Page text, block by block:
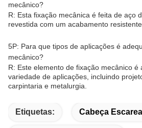
mecânico?
R: Esta fixação mecânica é feita de aço
revestida com um acabamento
5P: Para que tipos de aplicações é
mecânico?
R: Este elemento de fixação mecânico é
variedade de aplicações, incluindo
carpintaria e metalurgia.
Etiquetas: Cabeça